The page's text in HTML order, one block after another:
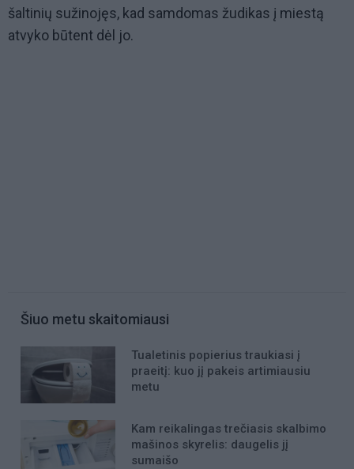
šaltinių sužinojęs, kad samdomas žudikas į miestą
atvyko būtent dėl jo.
Šiuo metu skaitomiausi
Tualetinis popierius traukiasi į
praeitį: kuo jį pakeis artimiausiu
metu
Kam reikalingas trečiasis skalbimo
mašinos skyrelis: daugelis jį
sumaišo